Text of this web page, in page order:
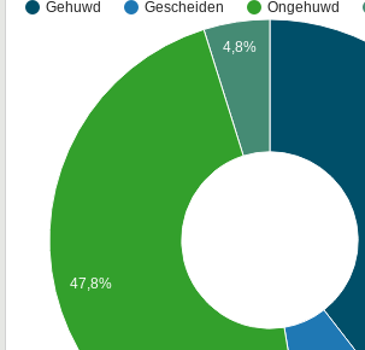
Gehuwd Gescheiden Ongehuwd
4,8%
47,8%